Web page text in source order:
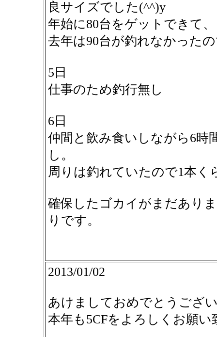
良サイズでした(^^)y
年始に80台をゲットできて
去年は90台が釣れなかった
5日
仕事のため釣行無し
6日
仲間と飲み食いしながら6時
し。
周りは釣れていたので1本く
確保したゴカイがまだあり
りです。
2013/01/02
あけましておめでとうござ
本年も5CFをよろしくお願い